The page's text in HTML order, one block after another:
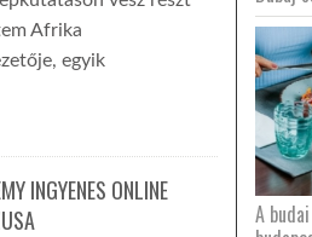
Afrika
egyik
INGYENES ONLINE
A